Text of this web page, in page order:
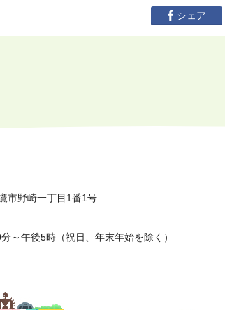
シェア
市野崎一丁目1番1号
～午後5時（祝日、年末年始を除く）